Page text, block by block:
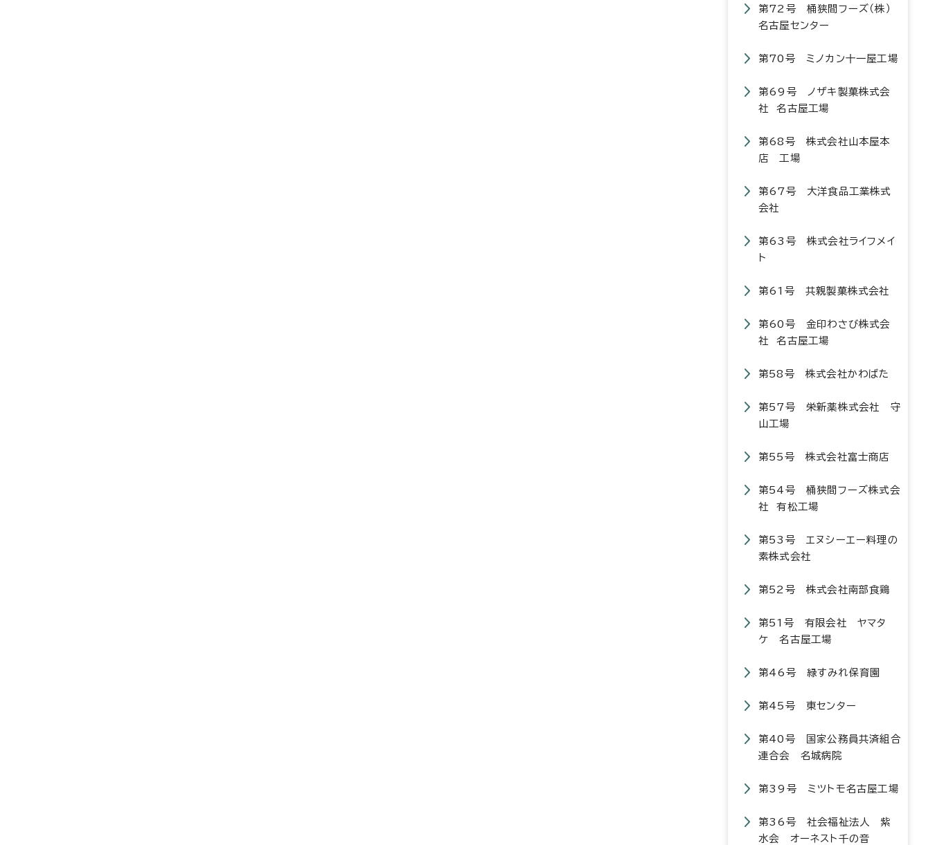
第72号 桶狭間フーズ（株）
名古屋センター
第70号 ミノカン十一屋工場
第69号 ノザキ製菓株式会
社 名古屋工場
第68号 株式会社山本屋本
店 工場
第67号 大洋食品工業株式
会社
第63号 株式会社ライフメイ
ト
第61号 共親製菓株式会社
第60号 金印わさび株式会
社 名古屋工場
第58号 株式会社かわばた
第57号 栄新薬株式会社 守
山工場
第55号 株式会社富士商店
第54号 桶狭間フーズ株式会
社 有松工場
第53号 エヌシーエー料理の
素株式会社
第52号 株式会社南部食鶏
第51号 有限会社 ヤマタ
ケ 名古屋工場
第46号 緑すみれ保育園
第45号 東センター
第40号 国家公務員共済組合
連合会 名城病院
第39号 ミツトモ名古屋工場
第36号 社会福祉法人 紫
水会 オーネスト千の音